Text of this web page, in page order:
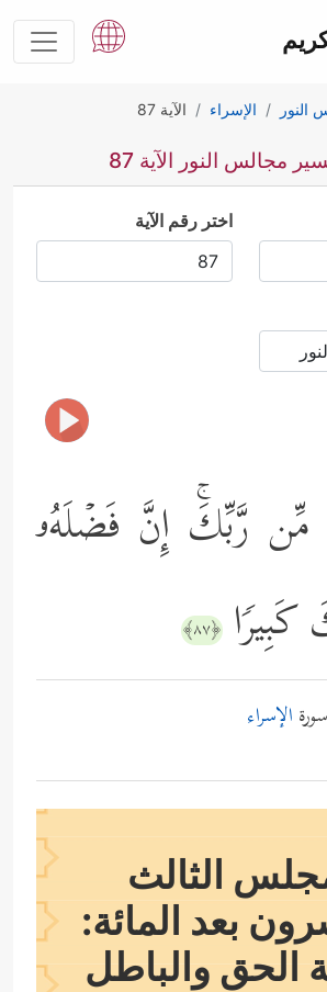
النور الإسراء الآية 87
مجالس النور الآية 87
اختر رقم الآية
مِّن رَّبِّكَۚ إِنَّ فَضۡلَهُۥ
﴿٨٧﴾
الإسراء
الثالث
بعد المائة:
الحق والباطل